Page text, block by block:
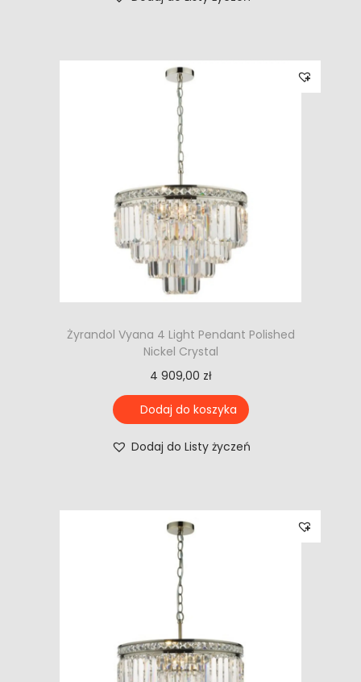
Żyrandol Vyana 4 Light Pendant Polished
Nickel Crystal
4 909,00 zł
Dodaj do koszyka
Dodaj do Listy życzeń